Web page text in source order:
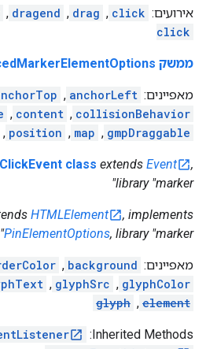
אירועים: click
,
drag
,
dragend
,
click
ממשק AdvancedMarkerElementOptions
מאפיינים: anchorLeft
,
collisionBehavior
,
content
,
gmpDraggable
,
map
,
position
,
class extends Event
,
library "marker"
HTMLElement
, implements
PinElementOptions, library "marker"
מאפיינים: background
,
glyphColor
,
glyphSrc
,
element
,
glyph
‫Inherited Methods: